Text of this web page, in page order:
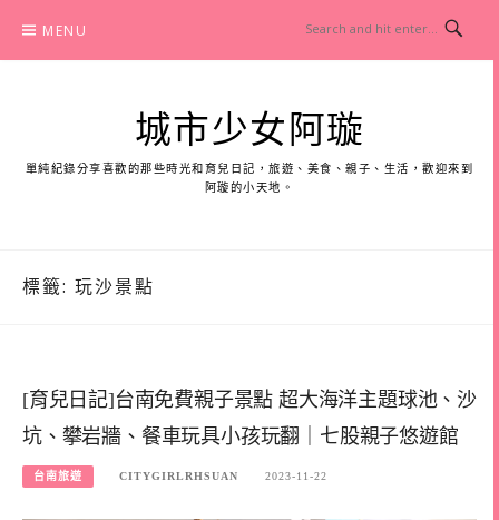
content
MENU
城市少女阿璇
單純紀錄分享喜歡的那些時光和育兒日記，旅遊、美食、親子、生活，歡迎來到
阿璇的小天地。
標籤: 玩沙景點
[育兒日記]台南免費親子景點 超大海洋主題球池、沙
坑、攀岩牆、餐車玩具小孩玩翻｜七股親子悠遊館
台南旅遊 CITYGIRLRHSUAN 2023-11-22